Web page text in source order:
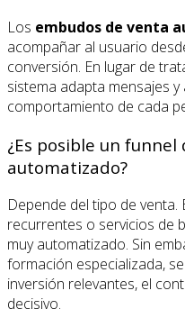
Los embudos de venta
acompañar al usuario
conversión. En lugar de
sistema adapta mensajes
comportamiento de cada
¿Es posible un funnel
automatizado?
Depende del tipo de
recurrentes o servicios de
muy automatizado. Sin
formación especializada,
inversión relevantes, el
decisivo.